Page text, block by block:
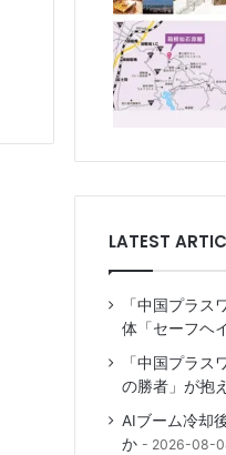
LATEST
「中国プラス
体「セーフヘ
「中国プラス
の勝者」が抱
AIブーム冷却
か
2026-08-